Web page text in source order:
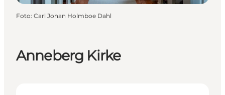
Anneberg Kirke
Foto: Carl Johan Holmboe Dahl